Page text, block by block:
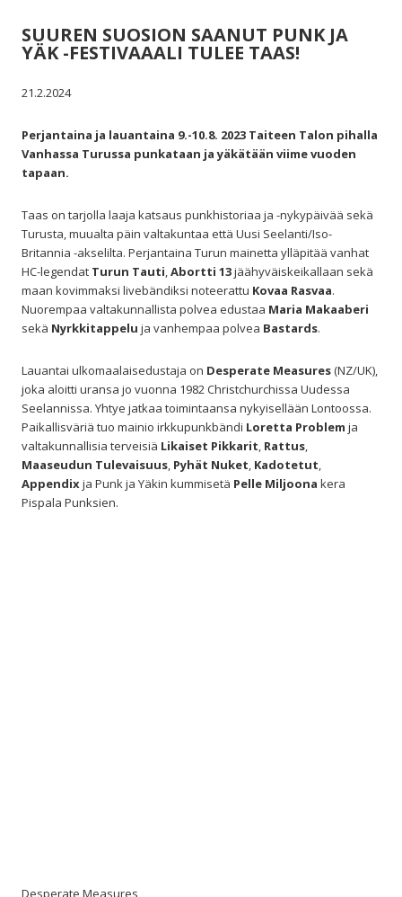
SUUREN SUOSION SAANUT PUNK JA
YÄK -FESTIVAAALI TULEE TAAS!
21.2.2024
Perjantaina ja lauantaina 9.-10.8. 2023 Taiteen Talon pihalla
Vanhassa Turussa punkataan ja yäkätään viime vuoden
tapaan.
Taas on tarjolla laaja katsaus punkhistoriaa ja -nykypäivää sekä
Turusta, muualta päin valtakuntaa että Uusi Seelanti/Iso-
Britannia -akselilta. Perjantaina Turun mainetta ylläpitää vanhat
HC-legendat Turun Tauti,Abortti 13jäähyväiskeikallaan sekä
maan kovimmaksi livebändiksi noteerattu Kovaa Rasvaa.
Nuorempaa valtakunnallista polvea edustaa Maria Makaaberi
sekä Nyrkkitappelu ja vanhempaa polvea Bastards.
Lauantai ulkomaalaisedustaja on Desperate Measures (NZ/UK),
joka aloitti uransa jo vuonna 1982 Christchurchissa Uudessa
Seelannissa. Yhtye jatkaa toimintaansa nykyisellään Lontoossa.
Paikallisväriä tuo mainio irkkupunkbändi Loretta Problem ja
valtakunnallisia terveisiä Likaiset Pikkarit, Rattus,
Maaseudun Tulevaisuus, Pyhät Nuket, Kadotetut,
Appendixja Punk ja Yäkin kummisetä Pelle Miljoona kera
Pispala Punksien.
Desperate Measures